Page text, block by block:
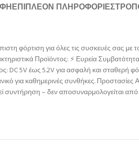
ΕΠΙΠΛΈΟΝ ΠΛΗΡΟΦΟΡΊΕΣ
φόρτιση για όλες τις συσκευές σας με
Προϊόντος: ⚡ Ευρεία
DC 5V έως 5.2V για ασφαλή και
για καθημερινές συνθήκες.
– δεν αποσυναρμολογείται